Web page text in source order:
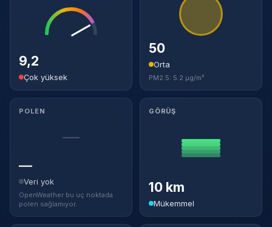
9,2
Çok yüksek
50
Orta
PM2.5: 5.2 µg/m³
POLEN
—
—
Veri yok
OpenWeather bu uç noktada
polen sağlamıyor.
GÖRÜŞ
10 km
Mükemmel